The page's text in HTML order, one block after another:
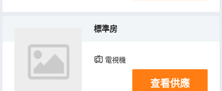
標準房
電視機
查看供應